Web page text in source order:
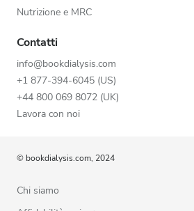
Nutrizione e MRC
Contatti
info@bookdialysis.com
+1 877-394-6045 (US)
+44 800 069 8072 (UK)
Lavora con noi
© bookdialysis.com, 2024
Chi siamo